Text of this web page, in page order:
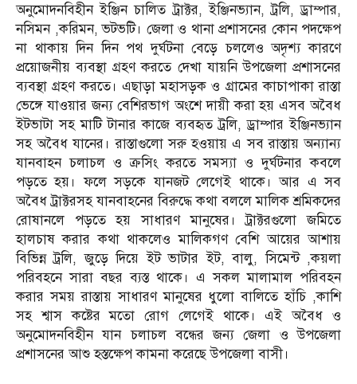
অনুমোদনবিহীন ইঞ্জিন চালিত ট্রাক্টর, ইঞ্জিনভ্যান, ট্রলি, ড্রাম্পার,
নসিমন ,করিমন, ভটভটি। জেলা ও থানা প্রশাসনের কোন পদক্ষেপ
না থাকায় দিন দিন পথ দুর্ঘটনা বেড়ে চললেও অদৃশ্য কারণে
প্রয়োজনীয় ব্যবস্থা গ্রহণ করতে দেখা যায়নি উপজেলা প্রশাসনের
ব্যবস্থা গ্রহণ করতে। এছাড়া মহাসড়ক ও গ্রামের কাচাপাকা রাস্তা
ভেঙ্গে যাওয়ার জন্য বেশিরভাগ অংশে দায়ী করা হয় এসব অবৈধ
ইটভাটা সহ মাটি টানার কাজে ব্যবহৃত ট্রলি, ড্রাম্পার ইঞ্জিনভ্যান
সহ অবৈধ যানের। রাস্তাগুলো সরু হওয়ায় এ সব রাস্তায় অন্যান্য
যানবাহন চলাচল ও ক্রসিং করতে সমস্যা ও দুর্ঘটনার কবলে
পড়তে হয়। ফলে সড়কে যানজট লেগেই থাকে। আর এ সব
অবৈধ ট্রাক্টরসহ যানবাহনের বিরুদ্ধে কথা বললে মালিক শ্রমিকদের
রোষানলে পড়তে হয় সাধারণ মানুষের। ট্রাক্টরগুলো জমিতে
হালচাষ করার কথা থাকলেও মালিকগণ বেশি আয়ের আশায়
বিভিন্ন ট্রলি, জুড়ে দিয়ে ইট ভাটার ইট, বালু, সিমেন্ট ,কয়লা
পরিবহনে সারা বছর ব্যস্ত থাকে। এ সকল মালামাল পরিবহন
করার সময় রাস্তায় সাধারণ মানুষের ধুলো বালিতে হাঁচি ,কাশি
সহ শ্বাস কষ্টের মতো রোগ লেগেই থাকে। এই অবৈধ ও
অনুমোদনবিহীন যান চলাচল বন্ধের জন্য জেলা ও উপজেলা
প্রশাসনের আশু হস্তক্ষেপ কামনা করেছে উপজেলা বাসী।